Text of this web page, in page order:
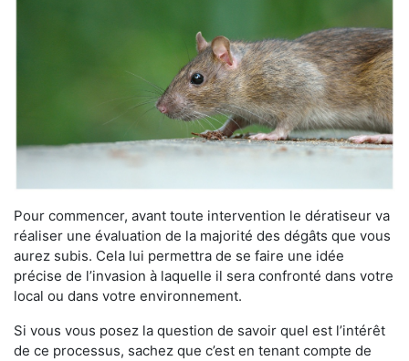
Pour commencer, avant toute intervention le dératiseur va
réaliser une évaluation de la majorité des dégâts que vous
aurez subis. Cela lui permettra de se faire une idée
précise de l’invasion à laquelle il sera confronté dans votre
local ou dans votre environnement.
Si vous vous posez la question de savoir quel est l’intérêt
de ce processus, sachez que c’est en tenant compte de